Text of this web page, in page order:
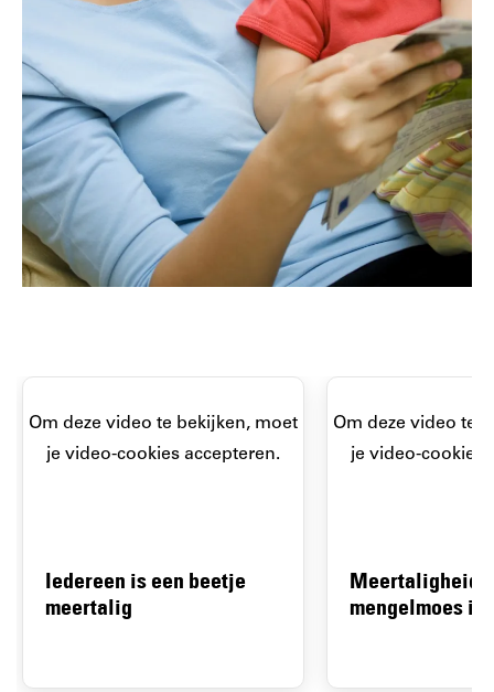
Iedereen is een beetje
meertalig
Om deze video te bekijken, moet
je video-cookies accepteren.
Meertaligheid,
mengelmoes in
Om deze video te
je video-cookies